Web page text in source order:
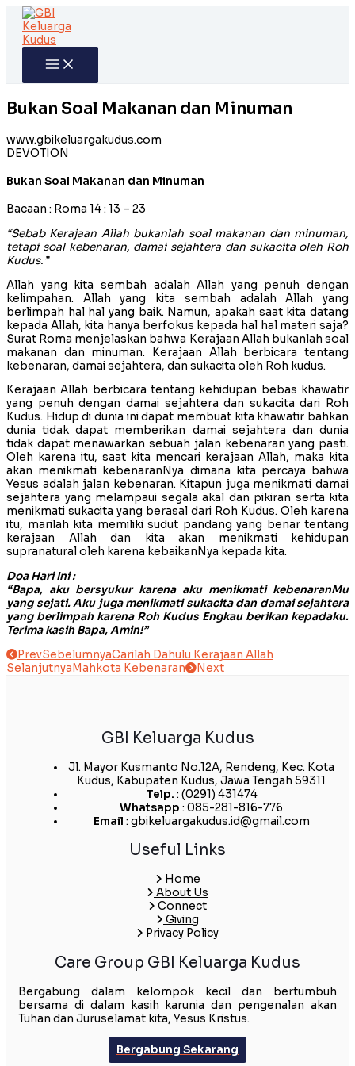
Skip
content
Bukan Soal Makanan dan Minuman
www.gbikeluargakudus.com
DEVOTION
Bukan Soal Makanan dan Minuman
Bacaan : Roma 14 : 13 – 23
“Sebab Kerajaan Allah bukanlah soal makanan dan minuman,
tetapi soal kebenaran, damai sejahtera dan sukacita oleh Roh
Kudus.”
Allah yang kita sembah adalah Allah yang penuh dengan
kelimpahan. Allah yang kita sembah adalah Allah yang
berlimpah hal hal yang baik. Namun, apakah saat kita datang
kepada Allah, kita hanya berfokus kepada hal hal materi saja?
Surat Roma menjelaskan bahwa Kerajaan Allah bukanlah soal
makanan dan minuman. Kerajaan Allah berbicara tentang
kebenaran, damai sejahtera, dan sukacita oleh Roh kudus.
Kerajaan Allah berbicara tentang kehidupan bebas khawatir
yang penuh dengan damai sejahtera dan sukacita dari Roh
Kudus. Hidup di dunia ini dapat membuat kita khawatir bahkan
dunia tidak dapat memberikan damai sejahtera dan dunia
tidak dapat menawarkan sebuah jalan kebenaran yang pasti.
Oleh karena itu, saat kita mencari kerajaan Allah, maka kita
akan menikmati kebenaranNya dimana kita percaya bahwa
Yesus adalah jalan kebenaran. Kitapun juga menikmati damai
sejahtera yang melampaui segala akal dan pikiran serta kita
menikmati sukacita yang berasal dari Roh Kudus. Oleh karena
itu, marilah kita memiliki sudut pandang yang benar tentang
kerajaan Allah dan kita akan menikmati kehidupan
supranatural oleh karena kebaikanNya kepada kita.
Doa Hari Ini :
“Bapa, aku bersyukur karena aku menikmati kebenaranMu
yang sejati. Aku juga menikmati sukacita dan damai sejahtera
yang berlimpah karena Roh Kudus Engkau berikan kepadaku.
Terima kasih Bapa, Amin!”
PrevSebelumnyaCarilah Dahulu Kerajaan Allah
Selanjutnya Mahkota Kebenaran Next
GBI Keluarga Kudus
Jl. Mayor Kusmanto No.12A, Rendeng, Kec. Kota
Kudus, Kabupaten Kudus, Jawa Tengah 59311
Telp. : (0291) 431474
Whatsapp : 085-281-816-776
Email : gbikeluargakudus.id@gmail.com
Useful Links
Home
About Us
Connect
Giving
Privacy Policy
Care Group GBI Keluarga Kudus
Bergabung dalam kelompok kecil dan bertumbuh
bersama di dalam kasih karunia dan pengenalan akan
Tuhan dan Juruselamat kita, Yesus Kristus.
Bergabung Sekarang